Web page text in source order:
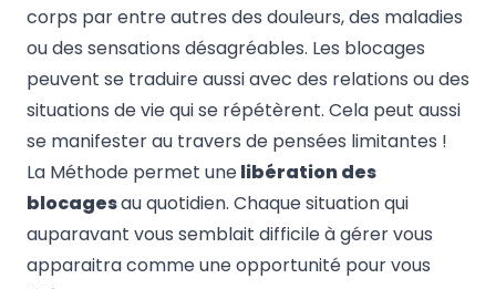
corps par entre autres des douleurs, des maladies
ou des sensations désagréables. Les blocages
peuvent se traduire aussi avec des relations ou des
situations de vie qui se répétèrent. Cela peut aussi
se manifester au travers de pensées limitantes !
La Méthode permet unelibération des
blocagesau quotidien. Chaque situation qui
auparavant vous semblait difficile à gérer vous
apparaitra comme une opportunité pour vous